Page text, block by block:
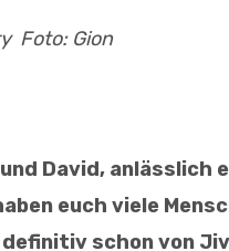
Foto: Gion
und David, anlässlich
euch viele
schon von